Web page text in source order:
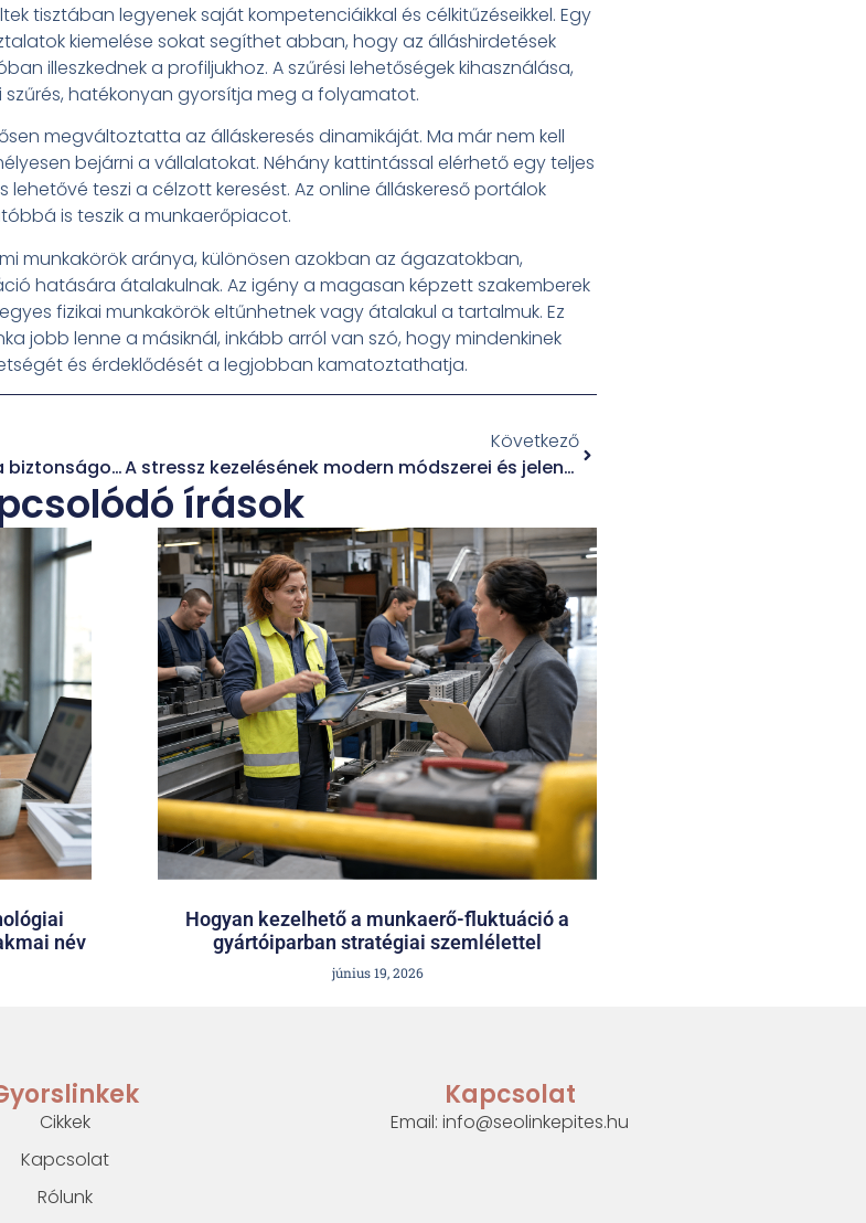
tisztában legyenek saját kompetenciáikkal és célkitűzéseikkel. Egy
kiemelése sokat segíthet abban, hogy az álláshirdetések
illeszkednek a profiljukhoz. A szűrési lehetőségek kihasználása,
hatékonyan gyorsítja meg a folyamatot.
megváltoztatta az álláskeresés dinamikáját. Ma már nem kell
bejárni a vállalatokat. Néhány kattintással elérhető egy teljes
teszi a célzott keresést. Az online álláskereső portálok
is teszik a munkaerőpiacot.
munkakörök aránya, különösen azokban az ágazatokban,
hatására átalakulnak. Az igény a magasan képzett szakemberek
fizikai munkakörök eltűnhetnek vagy átalakul a tartalmuk. Ez
jobb lenne a másiknál, inkább arról van szó, hogy mindenkinek
és érdeklődését a legjobban kamatoztathatja.
A vizuális figyelem kulcsfontosságú a biztonságos közlekedéshez
Következő
A stressz kezelésének modern módszerei és jelentősége a mindennapokban
írások
név
Hogyan kezelhető a munkaerő-fluktuáció a
gyártóiparban stratégiai szemlélettel
június 19, 2026
Cikkek
Kapcsolat
Rólunk
Kapcsolat
Email: info@seolinkepites.hu